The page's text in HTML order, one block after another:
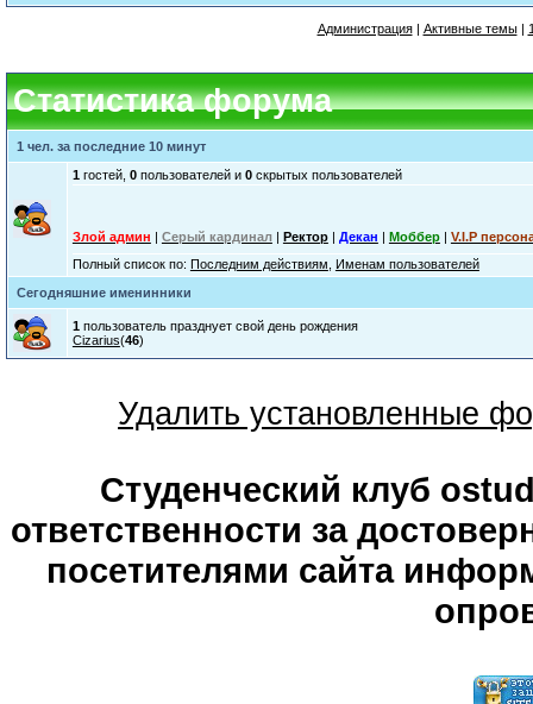
Администрация| Активные темы|
Статистика форума
1 чел. за последние 10 минут
1гостей, 0пользователей и 0скрытых пользователей
Злой админ | Серый кардинал| Ректор| Декан | Моббер| V.I.P
Полный список по: Последним действиям Именам пользователей
Сегодняшние именинники
1пользователь празднует свой день рождения
Cizarius(46)
Удалить установленные
Студенческий клуб
ответственности за
посетителями сайта